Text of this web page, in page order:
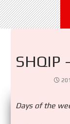
SHQIP
Days of the